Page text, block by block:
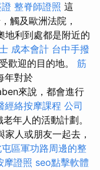
整脊師證照 這
觸及歐洲法院，
利到處都是附近的
成本會計 台中手撥
歡迎的目的地。 筋
年對於
來說，都會進行
經絡按摩課程 公司
年人的活動計劃。
人或朋友一起去，
區軍功路周邊的整
摩證照 seo點擊軟體